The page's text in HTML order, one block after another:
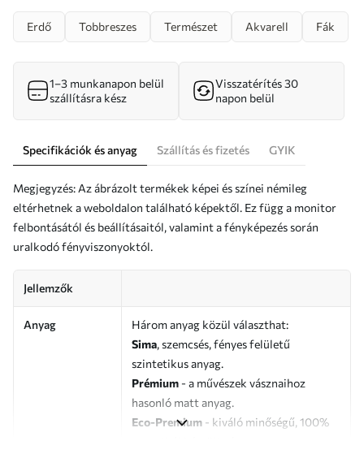
Erdő Tobbreszes Természet Akvarell Fák
1–3 munkanapon belül
szállításra kész
Visszatérítés 30
napon belül
Specifikációk és anyag Szállítás és fizetés GYIK
Megjegyzés: Az ábrázolt termékek képei és színei némileg
eltérhetnek a weboldalon található képektől. Ez függ a monitor
felbontásától és beállításaitól, valamint a fényképezés során
uralkodó fényviszonyoktól.
Jellemzők
Anyag
Három anyag közül választhat:
Sima, szemcsés, fényes felületű
szintetikus anyag.
Prémium - a művészek vásznaihoz
hasonló matt anyag.
Eco-Premium - kiváló minőségű, 100%